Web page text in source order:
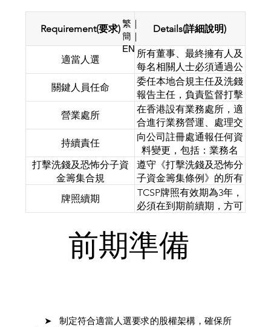
Requirement(要求) Details(詳細說明)
適當人選
所有董事、最終擁有人及
每名相關人士必須通過公
司註冊處進行的適當人選
測試。
關鍵人員任命
委任本地合規主任及洗錢
報告主任，負責監督打擊
洗錢及恐怖分子資金籌集
合規事宜。
營業處所
在香港設有業務處所，適
合進行業務營運、處理交
易，以及妥善儲存文件、
數據及紀錄。
持續責任
向公司註冊處通報任何資
料變更，包括：業務名
稱、聯絡方式、董事、最
終擁有人、合規主任、洗
錢報告主任，以及任何影
響適當人選身份的變動。
打擊洗錢及恐怖分子資
金籌集合規
遵守《打擊洗錢及恐怖分
子資金籌集條例》的所有
規定及公司註冊處發出的
打擊洗錢及恐怖分子資金
審查、篩查及備存紀錄的
要求。
牌照續期
TCSP牌照有效期為3年，
必須在到期前續期，方可
繁｜
簡 ｜
EN
前期準備
➤ 制定符合適當人選要求的股權架構，確保所